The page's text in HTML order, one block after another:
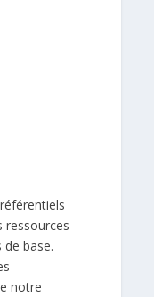
ressources
de base.
notre